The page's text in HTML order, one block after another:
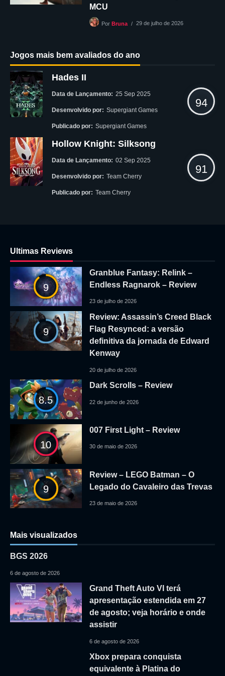
MCU
Por Bruna 29 de julho de 2026
Jogos mais bem avaliados do ano
Hades II
Data de Lançamento: 25 Sep 2025
Desenvolvido por: Supergiant Games
Publicado por: Supergiant Games
94
Hollow Knight: Silksong
Data de Lançamento: 02 Sep 2025
Desenvolvido por: Team Cherry
Publicado por: Team Cherry
91
Ultimas Reviews
9
Granblue Fantasy: Relink –
Endless Ragnarok – Review
23 de julho de 2026
9
Review: Assassin’s Creed Black
Flag Resynced: a versão
definitiva da jornada de Edward
Kenway
20 de julho de 2026
8.5
Dark Scrolls – Review
22 de junho de 2026
10
007 First Light – Review
30 de maio de 2026
9
Review – LEGO Batman – O
Legado do Cavaleiro das Trevas
23 de maio de 2026
Mais visualizados
BGS 2026
6 de agosto de 2026
Grand Theft Auto VI terá
apresentação estendida em 27
de agosto; veja horário e onde
assistir
6 de agosto de 2026
Xbox prepara conquista
equivalente à Platina do